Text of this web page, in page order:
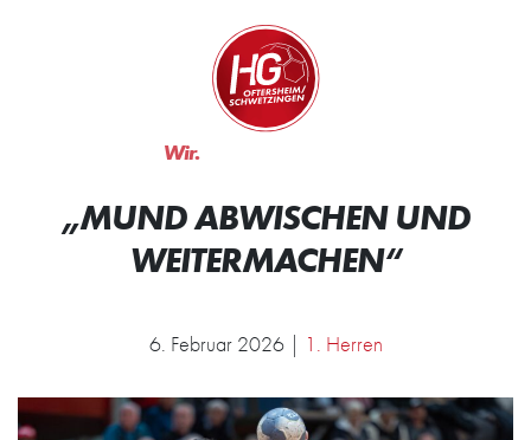
Zur Startseite
Wir.
„MUND ABWISCHEN UND
WEITERMACHEN“
6. Februar 2026 | 1. Herren